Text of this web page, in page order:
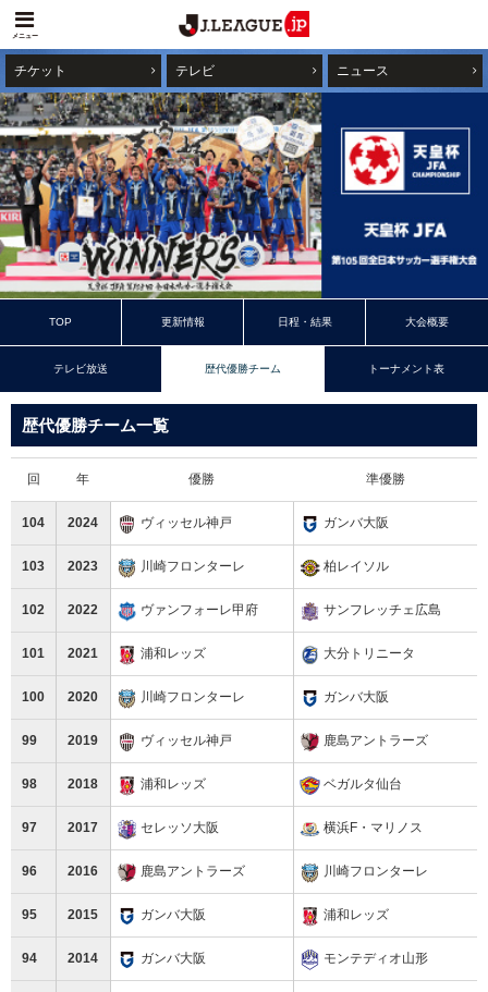
メニュー
チケット テレビ ニュース
TOP 更新情報 日程・結果 大会概要
テレビ放送 歴代優勝チーム トーナメント表
歴代優勝チーム一覧
回 年 優勝 準優勝
104 2024 ヴィッセル神戸 ガンバ大阪
103 2023 川崎フロンターレ 柏レイソル
102 2022 ヴァンフォーレ甲府 サンフレッチェ広島
101 2021 浦和レッズ 大分トリニータ
100 2020 川崎フロンターレ ガンバ大阪
99 2019 ヴィッセル神戸 鹿島アントラーズ
98 2018 浦和レッズ ベガルタ仙台
97 2017 セレッソ大阪 横浜F・マリノス
96 2016 鹿島アントラーズ 川崎フロンターレ
95 2015 ガンバ大阪 浦和レッズ
94 2014 ガンバ大阪 モンテディオ山形